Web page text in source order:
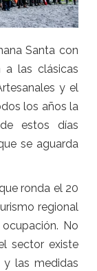
Santa con
a las clásicas
y el
los años la
estos días
se aguarda
ronda el 20
regional
No
sector existe
las medidas